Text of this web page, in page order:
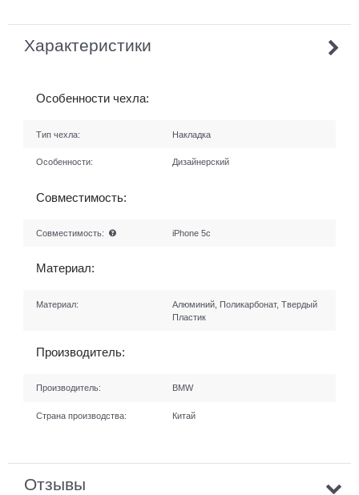
Характеристики
Особенности чехла:
Тип чехла: Накладка
Особенности: Дизайнерский
Совместимость:
Совместимость: iPhone 5c
Материал:
Материал:
Алюминий, Поликарбонат, Твердый
Пластик
Производитель:
Производитель: BMW
Страна производства: Китай
Отзывы